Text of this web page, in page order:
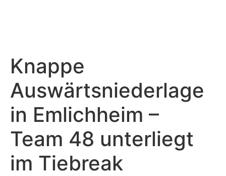
Knappe
Auswärtsniederlage
in Emlichheim –
Team 48 unterliegt
im Tiebreak